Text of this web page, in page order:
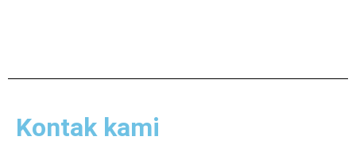
Kontak kami